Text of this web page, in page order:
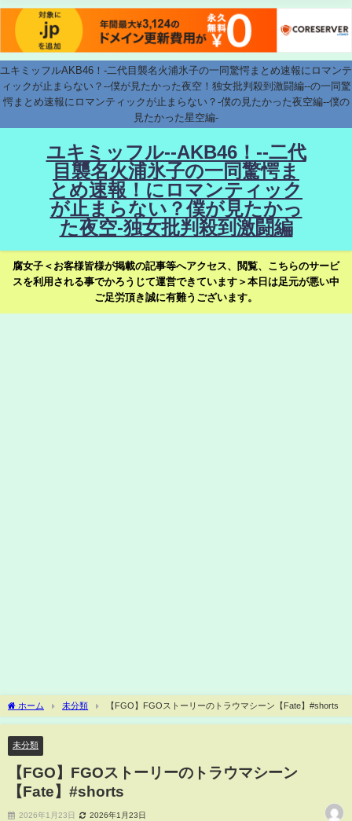
ユキミッフルAKB46！-二代目襲名火浦氷子の一同驚愕まとめ速報にロマンテ
ィックが止まらない？--僕が見たかった夜空！独女批判殺到激闘編--の一同驚
愕まとめ速報にロマンティックが止まらない？-僕の見たかった夜空編--僕の
見たかった星空編-
ユキミッフル--AKB46！--二代
目襲名火浦氷子の一同驚愕ま
とめ速報！にロマンティック
が止まらない？僕が見たかっ
た夜空-独女批判殺到激闘編
腐女子＜お客様皆様が掲載の記事等へアクセス、閲覧、こちらのサービ
スを利用される事でかろうじて運営できています＞本日は足元が悪い中
ご足労頂き誠に有難うございます。
ホーム 未分類 【FGO】FGOストーリーのトラウマシーン【Fate】#shorts
未分類
【FGO】FGOストーリーのトラウマシーン
【Fate】#shorts
2026年1月23日 2026年1月23日